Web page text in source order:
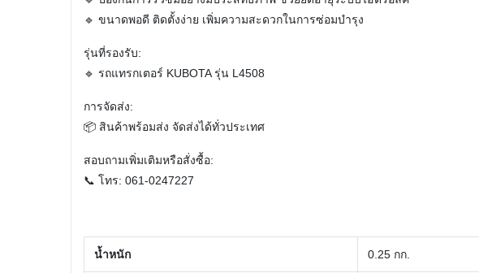
🔹 ขนาดพอดี ติดตั้งง่าย เพิ่มความสะดวกในการซ่อมบำรุง
รุ่นที่รองรับ:
🔹 รถแทรกเตอร์ KUBOTA รุ่น L4508
การจัดส่ง:
📦 สินค้าพร้อมส่ง จัดส่งได้ทั่วประเทศ
สอบถามเพิ่มเติมหรือสั่งซื้อ:
📞 โทร: 061-0247227
น้ำหนัก 0.25 กก.